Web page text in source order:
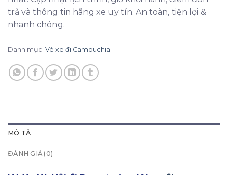
trả và thông tin hãng xe uy tín. An toàn, tiện lợi &
nhanh chóng.
Danh mục: Vé xe đi Campuchia
MÔ TẢ
ĐÁNH GIÁ (0)